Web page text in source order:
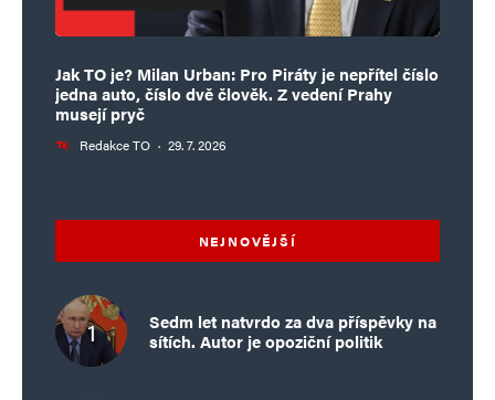
Jak TO je? Milan Urban: Pro Piráty je nepřítel číslo
jedna auto, číslo dvě člověk. Z vedení Prahy
musejí pryč
Redakce TO · 29. 7. 2026
NEJNOVĚJŠÍ
Sedm let natvrdo za dva příspěvky na
sítích. Autor je opoziční politik